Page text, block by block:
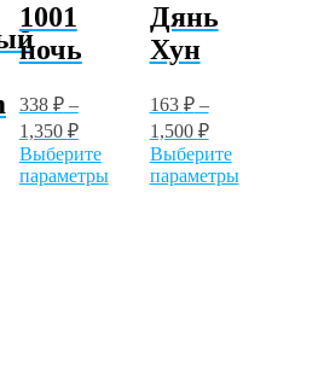
1001
ночь
338 ₽–
1,350 ₽
Выберите
параметрыЭтот
Дянь
Хун
163 ₽–
1,500 ₽
Выберите
параметрыЭтот